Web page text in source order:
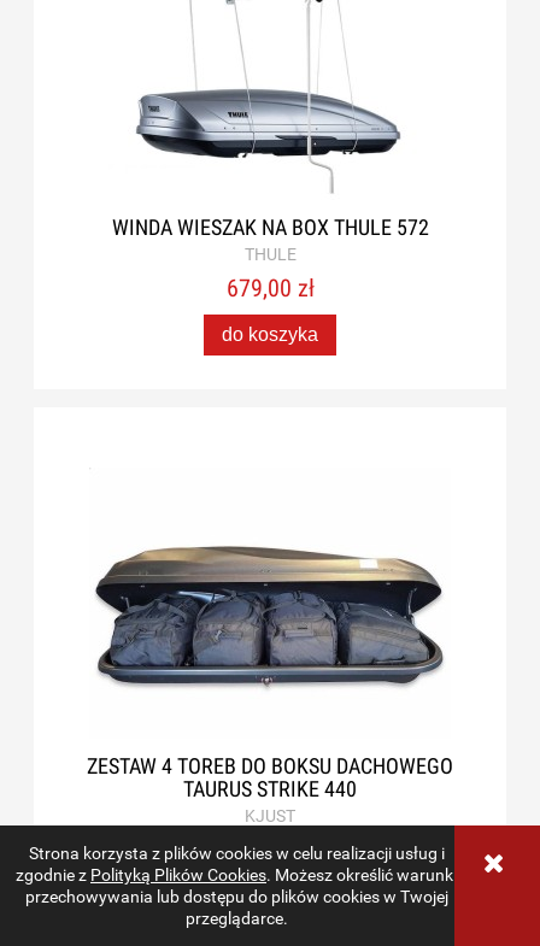
Strona korzysta z plików cookies w celu realizacji usług i
zgodnie z Polityką Plików Cookies. Możesz określić warunki
przechowywania lub dostępu do plików cookies w Twojej
przeglądarce.
WINDA WIESZAK NA BOX THULE 572
THULE
679,00 zł
do koszyka
ZESTAW 4 TOREB DO BOKSU DACHOWEGO
TAURUS STRIKE 440
KJUST
759,00 zł
do koszyka